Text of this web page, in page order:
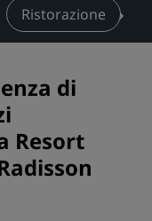
Ristorazione
di
Resort